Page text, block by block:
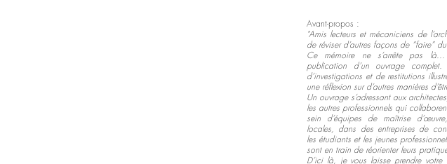
Avant-propos :
"Amis lecteurs et mécaniciens de
de réviser d’autres façons de “faire”
Ce mémoire ne s’arrête pas
publication d’un ouvrage
d’investigations et de restitutions
une réflexion sur d’autres manières
Un ouvrage s’adressant aux
les autres professionnels qui
sein d’équipes de maîtrise
locales, dans des entreprises de
les étudiants et les jeunes
sont en train de réorienter leurs
D’ici là, je vous laisse prendre